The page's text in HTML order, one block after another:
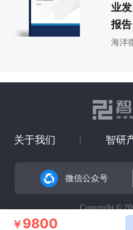
业
报告
海洋
￥9800
关于我们 智研
微信公众号
Copyright ©